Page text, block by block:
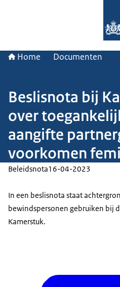
Home Documenten
Beslisnota bij
over
aangifte
voorkomen
Beleidsnota16-04-2023
In een beslisnota staat
bewindspersonen gebruiken bij
Kamerstuk.